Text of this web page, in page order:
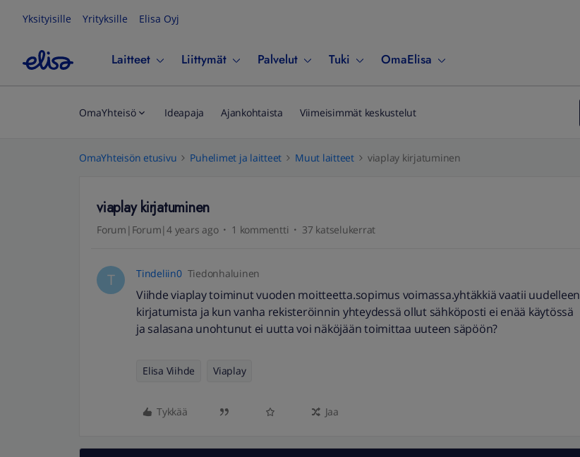
Yksityisille Yrityksille Elisa Oyj
Laitteet Liittymät Palvelut Tuki OmaElisa
OmaYhteisö Ideapaja Ajankohtaista Viimeisimmät keskustelut
OmaYhteisön etusivu Puhelimet ja laitteet Muut laitteet viaplay kirjatuminen
viaplay kirjatuminen
Forum|Forum|4 years ago 1 kommentti 37 katselukerrat
T Tindeliin0 Tiedonhaluinen
Viihde viaplay toiminut vuoden moitteetta.sopimus voimassa.yhtäkkiä vaatii uudelleen
kirjatumista ja kun vanha rekisteröinnin yhteydessä ollut sähköposti ei enää käytössä
ja salasana unohtunut ei uutta voi näköjään toimittaa uuteen säpöön?
Elisa Viihde Viaplay
Tykkää Jaa